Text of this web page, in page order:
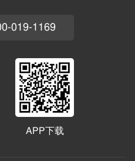
019-1169
APP下载